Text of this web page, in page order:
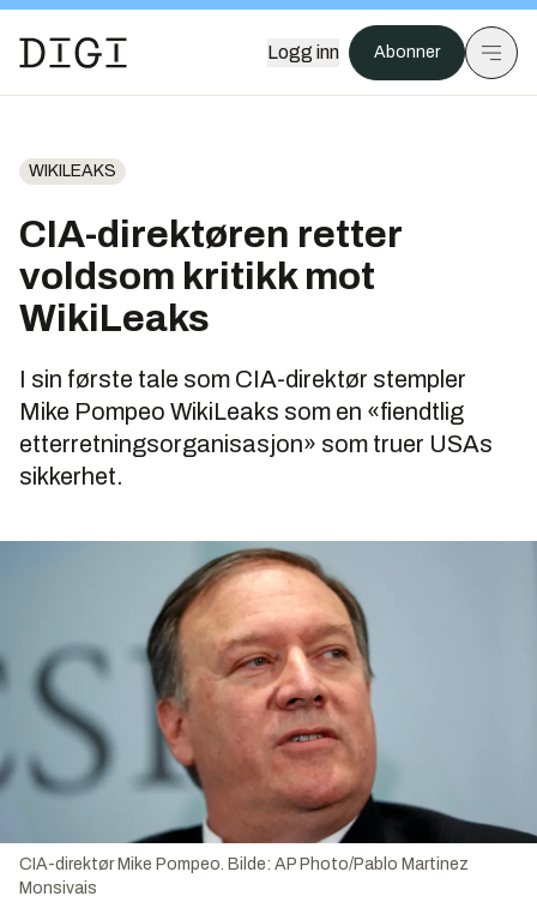
Logg inn Abonner
WIKILEAKS
CIA-direktøren retter
voldsom kritikk mot
WikiLeaks
I sin første tale som CIA-direktør stempler
Mike Pompeo WikiLeaks som en «fiendtlig
etterretningsorganisasjon» som truer USAs
sikkerhet.
CIA-direktør Mike Pompeo. Bilde: AP Photo/Pablo Martinez
Monsivais